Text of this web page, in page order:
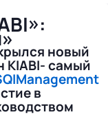
новый
KIABI- самый
Management
в